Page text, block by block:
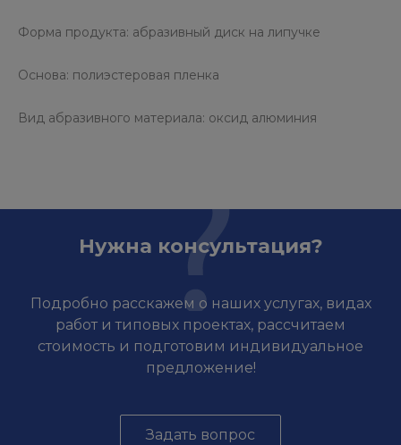
Форма продукта: абразивный диск на липучке
Основа: полиэстеровая пленка
Вид абразивного материала: оксид алюминия
Нужна консультация?
Подробно расскажем о наших услугах, видах
работ и типовых проектах, рассчитаем
стоимость и подготовим индивидуальное
предложение!
Задать вопрос